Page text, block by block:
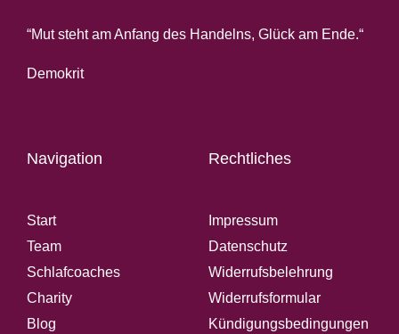
“Mut steht am Anfang des Handelns, Glück am Ende.“
Demokrit
Navigation
Start
Team
Schlafcoaches
Charity
Blog
Rechtliches
Impressum
Datenschutz
Widerrufsbelehrung
Widerrufsformular
Kündigungsbedingungen